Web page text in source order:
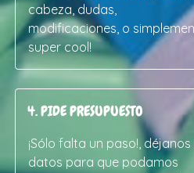
cabeza, dudas,
modificaciones, o
super cool!
4. PIDE PRESUPUESTO
¡Sólo falta un paso!,
datos para que podamos